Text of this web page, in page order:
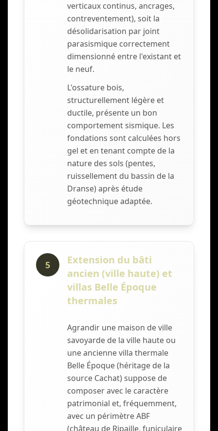
verticaux continus, ancrages,
contreventement), soit la
désolidarisation par joint
parasismique correctement
dimensionné entre l'existant et
le neuf.
L'ossature bois,
structurellement légère et
ductile, présente un bon
comportement sismique. Les
fondations sont calculées hors
gel et en tenant compte de la
nature des sols (pentes,
ruissellement du bassin de la
Dranse) après étude
géotechnique adaptée.
5
Extension du bâti
ancien (ville haute) et
villas Belle Époque
thermales
Agrandir une maison de ville
savoyarde de la ville haute ou
une ancienne villa thermale
Belle Époque (héritage de la
source Cachat) suppose de
composer avec le caractère
patrimonial et, fréquemment,
avec un périmètre ABF
(château de Ripaille, funiculaire